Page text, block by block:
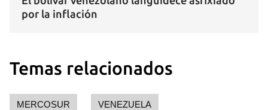
Para poder guardar como favorito, primero has de
INICIAR SESIÓN
por la inflación
Temas relacionados
MERCOSUR VENEZUELA